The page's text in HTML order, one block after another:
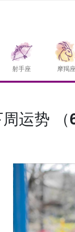
射手座 摩羯
运势